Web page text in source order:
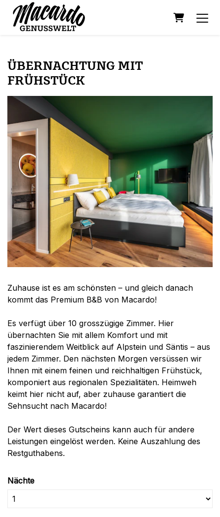
ÜBERNACHTUNG MIT
FRÜHSTÜCK
Zuhause ist es am schönsten – und gleich danach
kommt das Premium B&B von Macardo!
Es verfügt über 10 grosszügige Zimmer. Hier
übernachten Sie mit allem Komfort und mit
faszinierendem Weitblick auf Alpstein und Säntis – aus
jedem Zimmer. Den nächsten Morgen versüssen wir
Ihnen mit einem feinen und reichhaltigen Frühstück,
komponiert aus regionalen Spezialitäten. Heimweh
keimt hier nicht auf, aber zuhause garantiert die
Sehnsucht nach Macardo!
Der Wert dieses Gutscheins kann auch für andere
Leistungen eingelöst werden. Keine Auszahlung des
Restguthabens.
Nächte